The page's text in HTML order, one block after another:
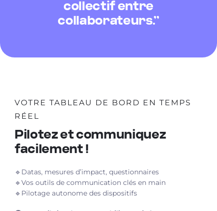
collectif entre
collaborateurs.’’
VOTRE TABLEAU DE BORD EN TEMPS
RÉEL
Pilotez et communiquez
facilement !
🔹Datas, mesures d’impact, questionnaires
🔹Vos outils de communication clés en main
🔹Pilotage autonome des dispositifs